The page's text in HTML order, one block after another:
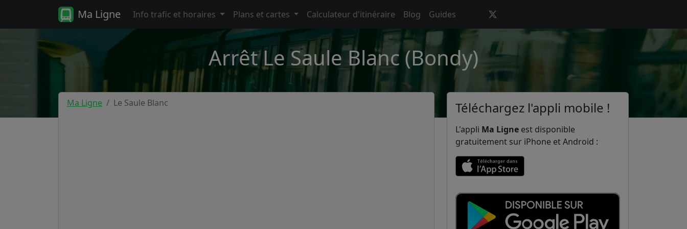
Ma Ligne Info trafic et horaires Plans et cartes Calculateur d'itinéraire Blog Guides
Arrêt Le Saule Blanc (Bondy)
Ma Ligne Le Saule Blanc Téléchargez l'appli mobile !
L'appli Ma Ligne est disponible
gratuitement sur iPhone et Android :